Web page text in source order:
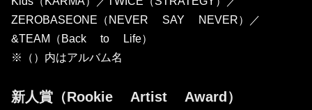
ZEROBASEONE（NEVER SAY NEVER）／
&TEAM（Back to Life）
※（）内はアルバム名
新人賞（Rookie Artist Award）